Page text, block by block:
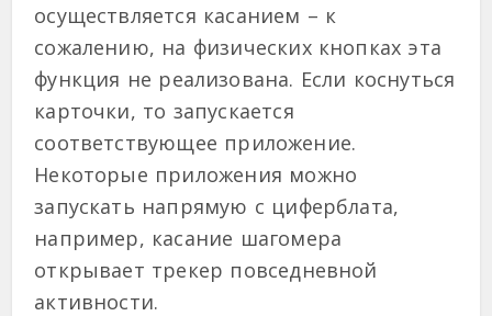
осуществляется касанием – к
сожалению, на физических кнопках эта
функция не реализована. Если коснуться
карточки, то запускается
соответствующее приложение.
Некоторые приложения можно
запускать напрямую с циферблата,
например, касание шагомера
открывает трекер повседневной
активности.